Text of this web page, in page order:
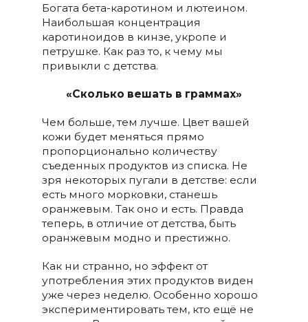
Богата бета-каротином и лютеином.
Наибольшая концентрация
каротиноидов в кинзе, укропе и
петрушке. Как раз то, к чему мы
привыкли с детства.
«Сколько вешать в граммах»
Чем больше, тем лучше. Цвет вашей
кожи будет меняться прямо
пропорционально количеству
съеденных продуктов из списка. Не
зря некоторых пугали в детстве: если
есть много морковки, станешь
оранжевым. Так оно и есть. Правда
теперь, в отличие от детства, быть
оранжевым модно и престижно.
Как ни странно, но эффект от
употребления этих продуктов виден
уже через неделю. Особенно хорошо
экспериментировать тем, кто ещё не